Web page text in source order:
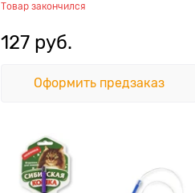
Товар закончился
127 руб.
Оформить предзаказ